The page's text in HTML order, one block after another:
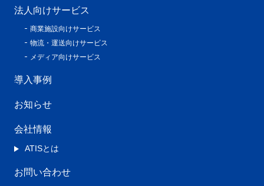
法人向けサービス
商業施設向けサービス
物流・運送向けサービス
メディア向けサービス
導入事例
お知らせ
会社情報
ATISとは
お問い合わせ